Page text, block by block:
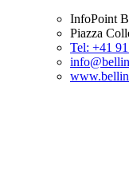
InfoPoint
Piazza
Tel: +41